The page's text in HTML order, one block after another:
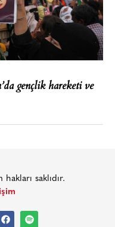
gençlik hareketi ve
saklıdır.